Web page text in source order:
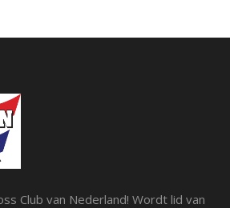
Club van Nederland! Wordt lid van